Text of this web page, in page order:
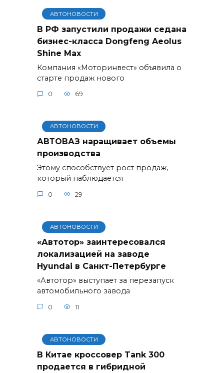
АВТОНОВОСТИ
В РФ запустили продажи седана
бизнес-класса Dongfeng Aeolus
Shine Max
Компания «Моторинвест» объявила о
старте продаж нового
0 69
АВТОНОВОСТИ
АВТОВАЗ наращивает объемы
производства
Этому способствует рост продаж,
который наблюдается
0 29
АВТОНОВОСТИ
«Автотор» заинтересовался
локализацией на заводе
Hyundai в Санкт-Петербурге
«Автотор» выступает за перезапуск
автомобильного завода
0 11
АВТОНОВОСТИ
В Китае кроссовер Tank 300
продается в гибридной